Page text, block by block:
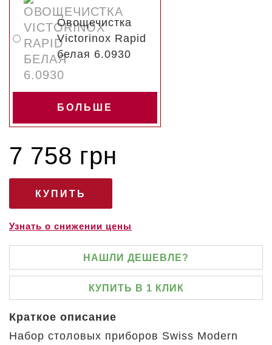
Овощечистка
Victorinox Rapid
белая 6.0930
БОЛЬШЕ
7 758 грн
Узнать о снижении цены
НАШЛИ ДЕШЕВЛЕ?
КУПИТЬ В 1 КЛИК
Краткое описание
Набор столовых приборов Swiss Modern